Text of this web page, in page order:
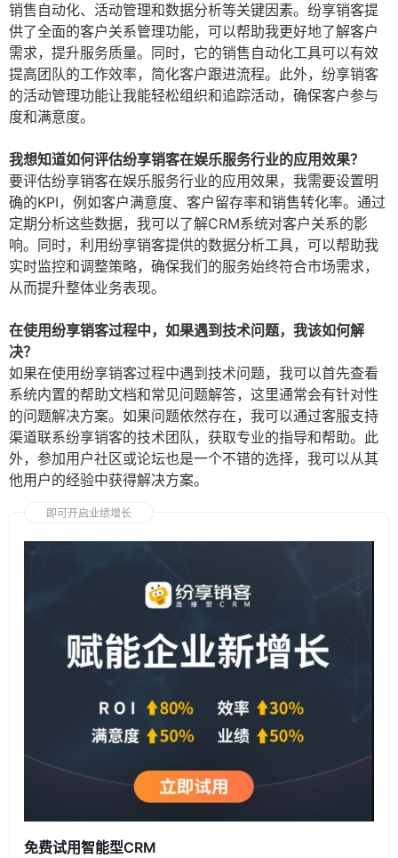
销售自动化、活动管理和数据分析等关键因素。纷享销客提
供了全面的客户关系管理功能，可以帮助我更好地了解客户
需求，提升服务质量。同时，它的销售自动化工具可以有效
提高团队的工作效率，简化客户跟进流程。此外，纷享销客
的活动管理功能让我能轻松组织和追踪活动，确保客户参与
度和满意度。
我想知道如何评估纷享销客在娱乐服务行业的应用效果？
要评估纷享销客在娱乐服务行业的应用效果，我需要设置明
确的KPI，例如客户满意度、客户留存率和销售转化率。通过
定期分析这些数据，我可以了解CRM系统对客户关系的影
响。同时，利用纷享销客提供的数据分析工具，可以帮助我
实时监控和调整策略，确保我们的服务始终符合市场需求，
从而提升整体业务表现。
在使用纷享销客过程中，如果遇到技术问题，我该如何解
决？
如果在使用纷享销客过程中遇到技术问题，我可以首先查看
系统内置的帮助文档和常见问题解答，这里通常会有针对性
的问题解决方案。如果问题依然存在，我可以通过客服支持
渠道联系纷享销客的技术团队，获取专业的指导和帮助。此
外，参加用户社区或论坛也是一个不错的选择，我可以从其
他用户的经验中获得解决方案。
即可开启业绩增长
免费试用智能型CRM